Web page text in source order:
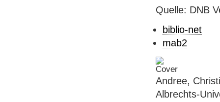
Quelle: DNB
biblio-net
mab2
Andree,
Albrechts-